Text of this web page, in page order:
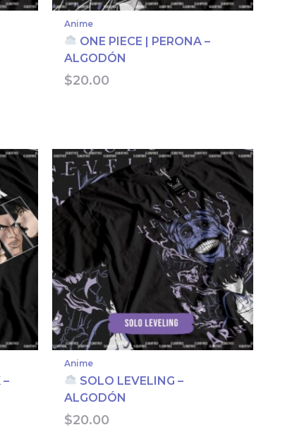
Anime
ONE PIECE | PERONA –
ALGODÓN
$20.00
–
Anime
SOLO LEVELING –
ALGODÓN
$20.00